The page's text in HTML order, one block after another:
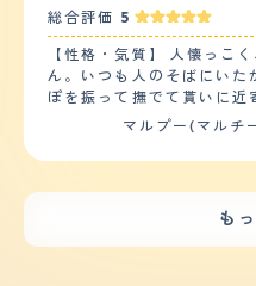
います。 また、カットによって印象が大きく変わるため
いろんなスタイルを楽しむことが
ームがそんなにあるわけ
によっていろいろな姿を見
す。 また、赤ちゃんの頃とは毛の色も変わり、成長とと
もに様々な変化を見せてくれます。 共働
模様ができるほど噛まれて
ーの先生に教わりトレー
た途端に落ち着きました
も大人しく、大変助かっています。 【し
犬の時期は毎日できる限り
きだと思います。ワクチ
で外へ連れ出すことでお
す。社会化は必ず行い、
れているプードルの血が
思いますが、頭の良さを
ち着き】 家にいる時は遊
ませんが、好きなおもち
人しく遊んでいます。 外に出ると走り回りたいのか落ち
着きがなくリードで引っ張
見ると構ってもらいたくて
【しつけやすさ】 トイレ
歩は1日1回で雨の日以外は
散歩は30-40分です。 【お手入れ】 毛は伸びやすくこま
総合評価 5
【性格・気質】 人懐っこ
ん。いつも人のそばにいた
ぽを振って撫でて貰いに近
子犬の時に、おすわり、
のコマンドを覚えさせる
る必要がある。トリミン
練はした方がいい。 他の
柴犬やレトリバーからは
マルプー(マルチ
も